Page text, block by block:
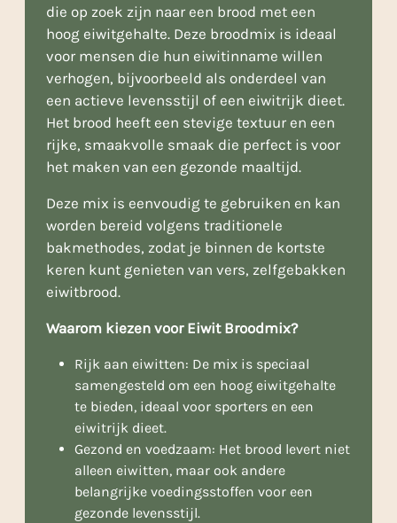
die op zoek zijn naar een brood met een
hoog eiwitgehalte. Deze broodmix is ideaal
voor mensen die hun eiwitinname willen
verhogen, bijvoorbeeld als onderdeel van
een actieve levensstijl of een eiwitrijk dieet.
Het brood heeft een stevige textuur en een
rijke, smaakvolle smaak die perfect is voor
het maken van een gezonde maaltijd.
Deze mix is eenvoudig te gebruiken en kan
worden bereid volgens traditionele
bakmethodes, zodat je binnen de kortste
keren kunt genieten van vers, zelfgebakken
eiwitbrood.
Waarom kiezen voor Eiwit Broodmix?
Rijk aan eiwitten: De mix is speciaal
samengesteld om een hoog eiwitgehalte
te bieden, ideaal voor sporters en een
eiwitrijk dieet.
Gezond en voedzaam: Het brood levert niet
alleen eiwitten, maar ook andere
belangrijke voedingsstoffen voor een
gezonde levensstijl.